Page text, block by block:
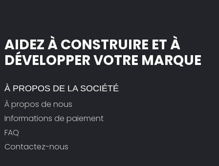
AIDEZ À CONSTRUIRE ET À
DÉVELOPPER VOTRE MARQUE
À PROPOS DE LA SOCIÉTÉ
À propos de nous
Informations de paiement
FAQ
Contactez-nous